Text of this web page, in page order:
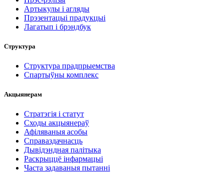
Артыкулы і агляды
Прэзентацыі прадукцыі
Лагатып і брэндбук
Структура
Структура прадпрыемства
Спартыўны комплекс
Акцыянерам
Стратэгія і статут
Сходы акцыянераў
Афіляваныя асобы
Справаздачнасць
Дывідэндная палітыка
Раскрыццё інфармацыі
Часта задаваныя пытанні